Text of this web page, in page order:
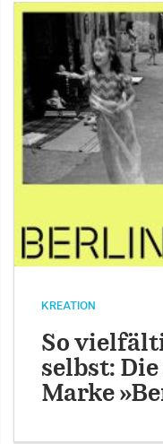
KREATION
So
selbst:
Marke